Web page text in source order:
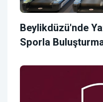
Beylikdüzü'nde
Sporla